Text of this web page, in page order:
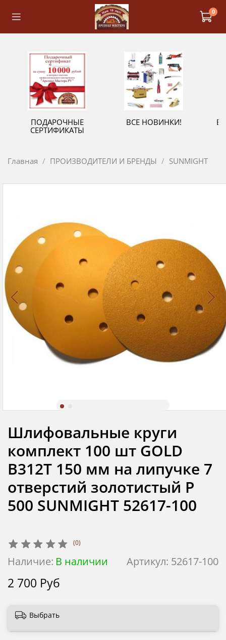
0
ПОДАРОЧНЫЕ
СЕРТИФИКАТЫ
ВСЕ НОВИНКИ!
Главная ПРОИЗВОДИТЕЛИ И БРЕНДЫ SUNMIGHT
(0)
Артикул: 52617-100
Наличие: В наличии
Шлифовальные круги
комплект 100 шт GOLD
B312T 150 мм на липучке 7
отверстий золотистый P
500 SUNMIGHT 52617-100
2 700 Руб
Выбрать